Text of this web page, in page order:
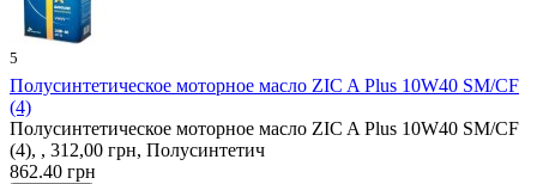
5
Полусинтетическое моторное масло ZIC A Plus 10W40 SM/CF
(4)
Полусинтетическое моторное масло ZIC A Plus 10W40 SM/CF
(4), , 312,00 грн, Полусинтетич
862.40 грн